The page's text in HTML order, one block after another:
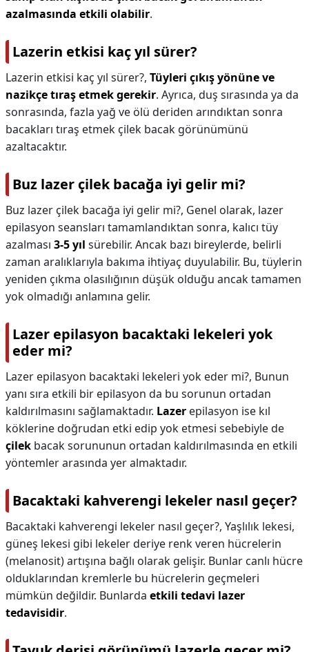
azalmasında etkili olabilir.
Lazerin etkisi kaç yıl sürer?
Lazerin etkisi kaç yıl sürer?, Tüyleri çıkış yönüne ve
nazikçe tıraş etmek gerekir. Ayrıca, duş sırasında ya da
sonrasında, fazla yağ ve ölü deriden arındıktan sonra
bacakları tıraş etmek çilek bacak görünümünü
azaltacaktır.
Buz lazer çilek bacağa iyi gelir mi?
Buz lazer çilek bacağa iyi gelir mi?, Genel olarak, lazer
epilasyon seansları tamamlandıktan sonra, kalıcı tüy
azalması 3-5 yıl sürebilir. Ancak bazı bireylerde, belirli
zaman aralıklarıyla bakıma ihtiyaç duyulabilir. Bu, tüylerin
yeniden çıkma olasılığının düşük olduğu ancak tamamen
yok olmadığı anlamına gelir.
Lazer epilasyon bacaktaki lekeleri yok
eder mi?
Lazer epilasyon bacaktaki lekeleri yok eder mi?, Bunun
yanı sıra etkili bir epilasyon da bu sorunun ortadan
kaldırılmasını sağlamaktadır. Lazer epilasyon ise kıl
köklerine doğrudan etki edip yok etmesi sebebiyle de
çilek bacak sorununun ortadan kaldırılmasında en etkili
yöntemler arasında yer almaktadır.
Bacaktaki kahverengi lekeler nasıl geçer?
Bacaktaki kahverengi lekeler nasıl geçer?, Yaşlılık lekesi,
güneş lekesi gibi lekeler deriye renk veren hücrelerin
(melanosit) artışına bağlı olarak gelişir. Bunlar canlı hücre
olduklarından kremlerle bu hücrelerin geçmeleri
mümkün değildir. Bunlarda etkili tedavi lazer
tedavisidir.